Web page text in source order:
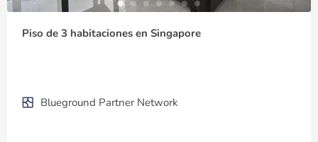
Piso de 3 habitaciones en Singapore
Blueground Partner Network